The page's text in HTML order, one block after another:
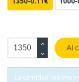
Al
La cantidad mínima